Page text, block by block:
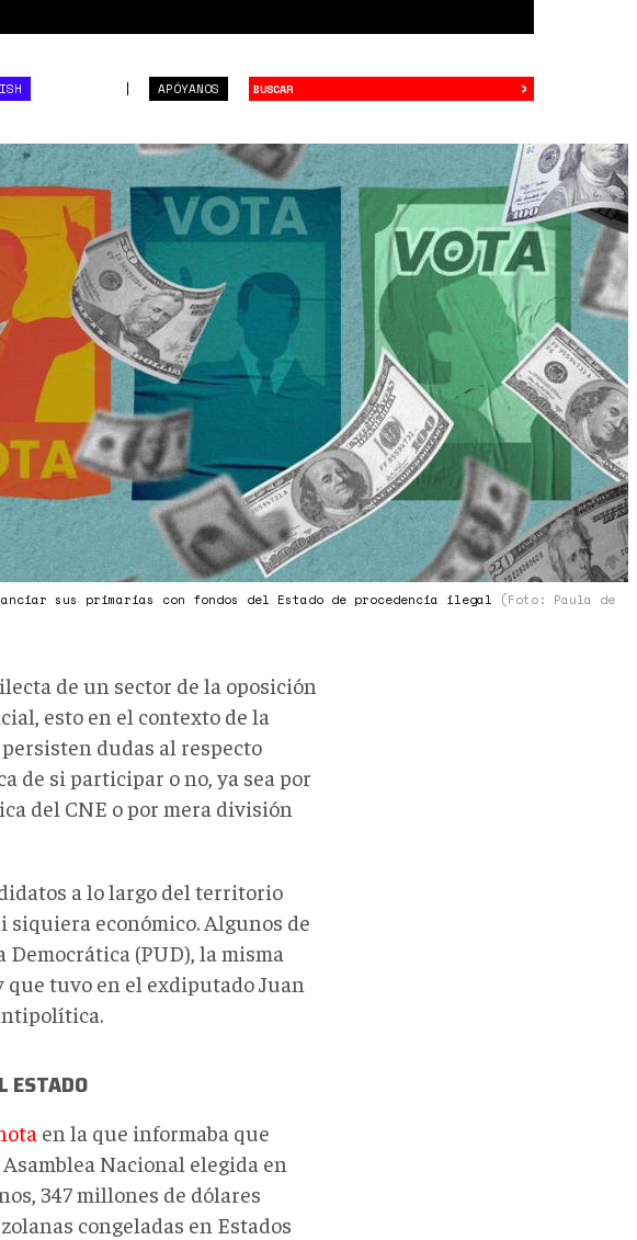
APÓYANOS ›
sus primarias con fondos del Estado de procedencia ilegal
(Foto: Paula de
de un sector de la oposición
esto en el contexto de la
dudas al respecto
de si participar o no, ya sea por
del CNE o por mera división
a lo largo del territorio
económico. Algunos de
(PUD), la misma
tuvo en el exdiputado Juan
ESTADO
en la que informaba que
Nacional elegida en
347 millones de dólares
congeladas en Estados